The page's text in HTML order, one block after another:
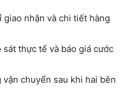
nhận và chi tiết hàng
thực tế và báo giá cước
chuyển sau khi hai bên